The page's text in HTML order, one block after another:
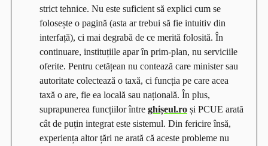
strict tehnice. Nu este suficient să explici cum se
folosește o pagină (asta ar trebui să fie intuitiv din
interfață), ci mai degrabă de ce merită folosită. În
continuare, instituțiile apar în prim-plan, nu serviciile
oferite. Pentru cetățean nu contează care minister sau
autoritate colectează o taxă, ci funcția pe care acea
taxă o are, fie ea locală sau națională. În plus,
suprapunerea funcțiilor între ghișeul.ro și PCUE arată
cât de puțin integrat este sistemul. Din fericire însă,
experiența altor țări ne arată că aceste probleme nu